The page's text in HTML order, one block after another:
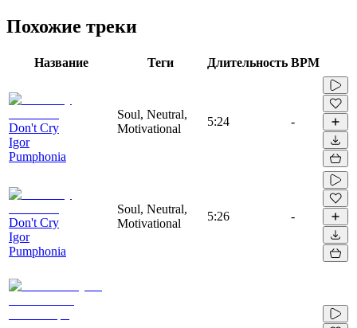
Похожие треки
Название Теги Длительность BPM
Don't Cry
Igor
Pumphonia
Soul, Neutral,
Motivational
5:24 -
Don't Cry
Igor
Pumphonia
Soul, Neutral,
Motivational
5:26 -